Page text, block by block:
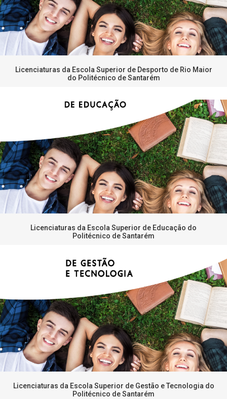
Licenciaturas da Escola Superior de Desporto de Rio Maior
do Politécnico de Santarém
Licenciaturas da Escola Superior de Educação do
Politécnico de Santarém
Licenciaturas da Escola Superior de Gestão e Tecnologia do
Politécnico de Santarém